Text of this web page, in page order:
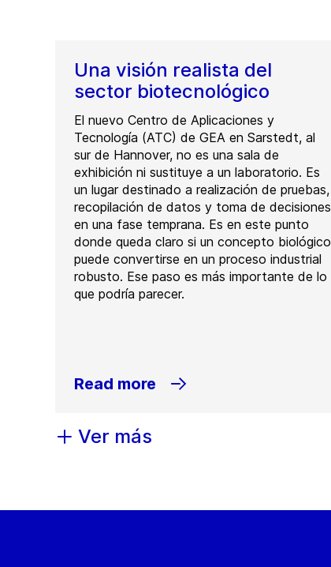
Una visión realista del
sector biotecnológico
El nuevo Centro de Aplicaciones y
Tecnología (ATC) de GEA en Sarstedt, al
sur de Hannover, no es una sala de
exhibición ni sustituye a un laboratorio. Es
un lugar destinado a realización de pruebas,
recopilación de datos y toma de decisiones
en una fase temprana. Es en este punto
donde queda claro si un concepto biológico
puede convertirse en un proceso industrial
robusto. Ese paso es más importante de lo
que podría parecer.
Read more
Ver más